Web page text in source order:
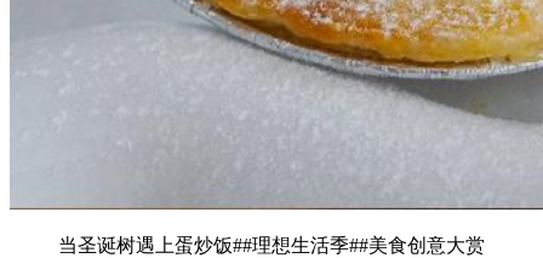
当圣诞树遇上蛋炒饭##理想生活季##美食创意大赏